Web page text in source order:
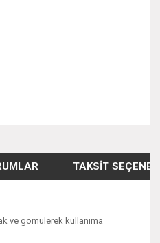
TAKSIT
ve gömülerek kullanıma